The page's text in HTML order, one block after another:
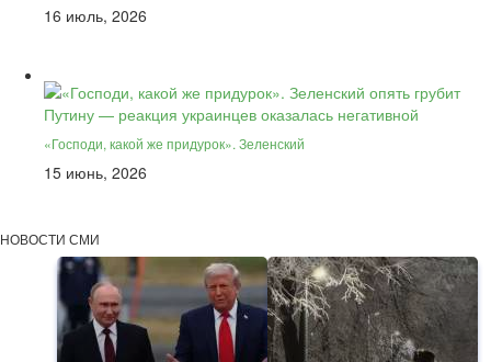
16 июль, 2026
«Господи, какой же придурок». Зеленский
15 июнь, 2026
НОВОСТИ СМИ